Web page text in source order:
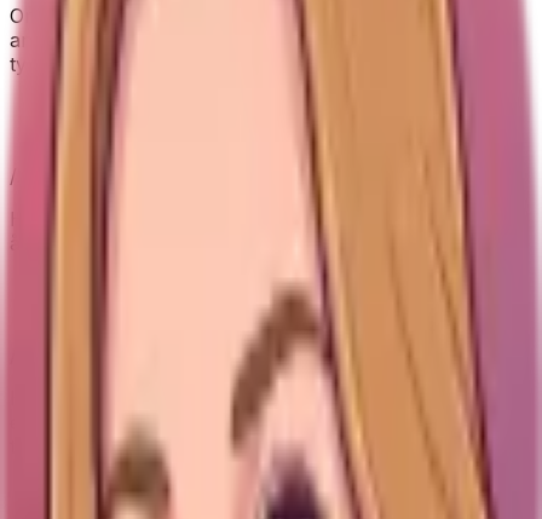
Om produkten har rätt funktioner för sitt
användningsområde, utan att onödiga detaljer får väga
tyngre än vardagsnytta.
Håller vad den lovar
/
Hur väl produktens löfte stöds av specifikationer,
återkommande köparomdömen och kända caveats.
Beprövad/populär
Hur mycket socialt bevis som finns: antal omdömen,
etablerat varumärke, bestseller-signaler och långsiktig
trovärdighet.